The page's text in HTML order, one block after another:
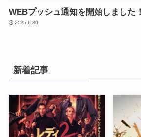
WEBプッシュ通知を開始しました！
2025.6.30
新着記事